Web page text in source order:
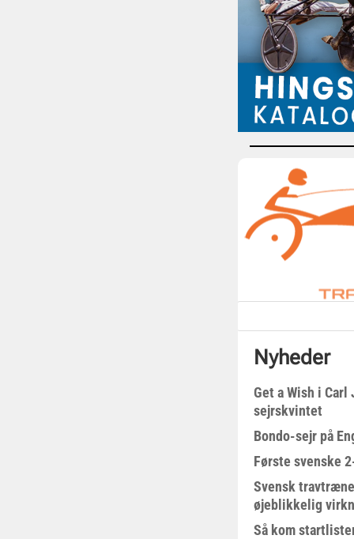
Nyheder
Get a Wish i Carl
sejrskvintet
Bondo-sejr på
Første svenske
Svensk
øjeblikkelig
Så kom